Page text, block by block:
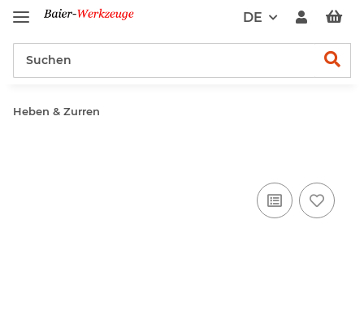
DE
Heben & Zurren